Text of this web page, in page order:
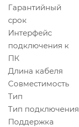
Гарантийный
срок
Интерфейс
подключения к
ПК
Длина кабеля
Совместимость
Тип
Тип подключения
Поддержка